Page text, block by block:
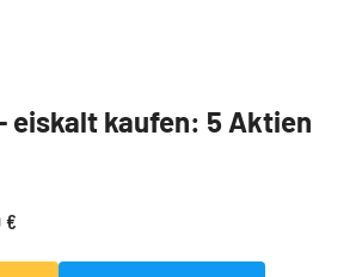
eiskalt kaufen: 5 Aktien
€